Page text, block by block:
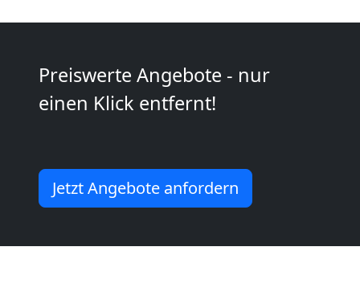
Preiswerte Angebote - nur
einen Klick entfernt!
Jetzt Angebote anfordern
Anfrage
Möbeltransport
National
Möbeltransport
International